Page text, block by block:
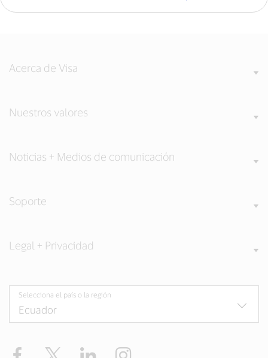
Acerca de Visa
Nuestros valores
Noticias + Medios de comunicación
Soporte
Legal + Privacidad
Selecciona el país o la región
Facebook Twitter LinkedIn